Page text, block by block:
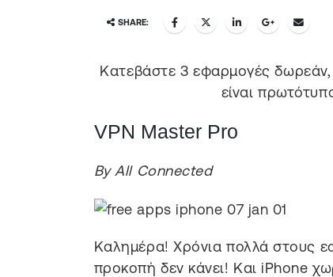
SHARE:
Κατεβάστε 3 εφαρμογές
είναι
VPN Master Pro
By All Connected
Καλημέρα! Χρόνια πολλά στους
προκοπή δεν κάνει! Και iPhone